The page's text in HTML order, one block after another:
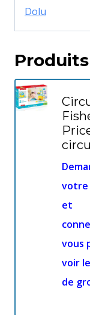
Dolu
votre
et
vous
voir
de